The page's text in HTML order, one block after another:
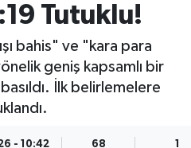
Tutuklu!
bahis" ve "kara para
geniş kapsamlı bir
İlk belirlemelere
- 10:42 68